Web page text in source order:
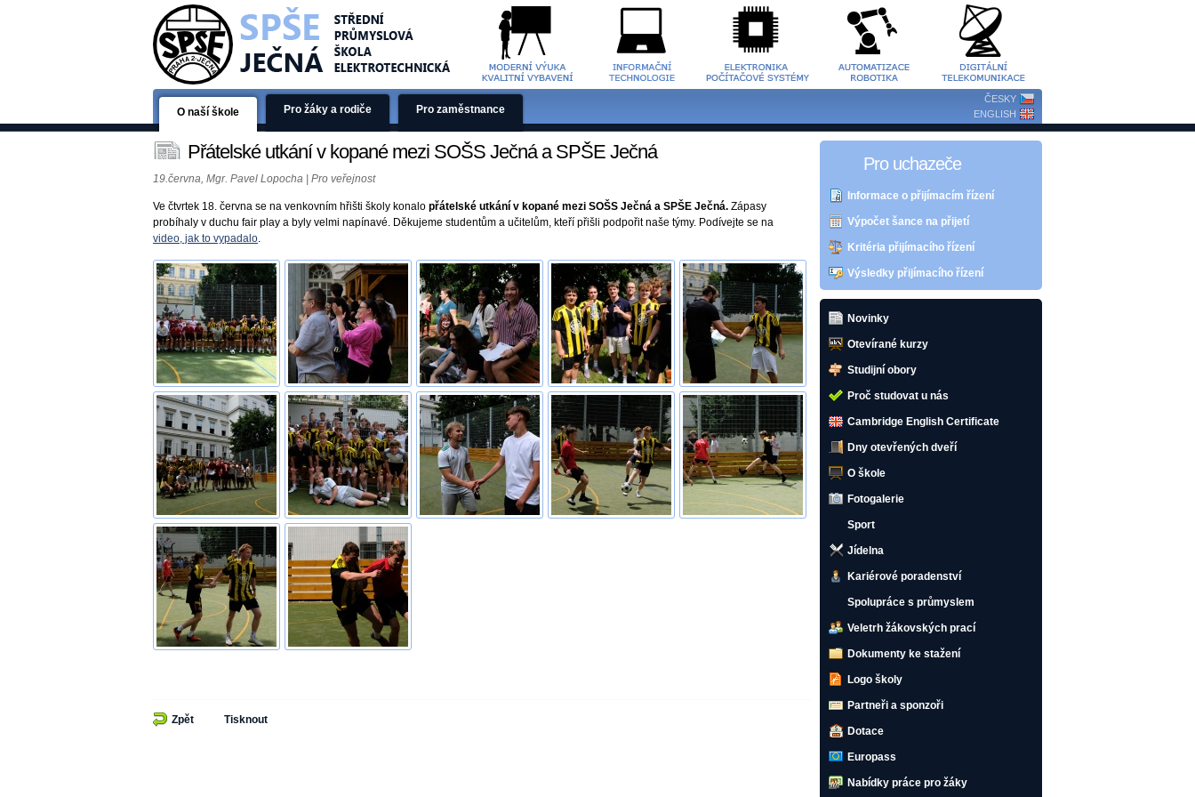
ČESKY
ENGLISH
O naší škole Pro žáky a rodiče Pro zaměstnance
Pro uchazeče
Informace o přijímacím řízení
Výpočet šance na přijetí
Kritéria přijímacího řízení
Výsledky přijímacího řízení
Novinky
Otevírané kurzy
Studijní obory
Proč studovat u nás
Cambridge English Certificate
Dny otevřených dveří
O škole
Fotogalerie
Sport
Jídelna
Kariérové poradenství
Spolupráce s průmyslem
Veletrh žákovských prací
Dokumenty ke stažení
Logo školy
Partneři a sponzoři
Dotace
Europass
Nabídky práce pro žáky
Přátelské utkání v kopané mezi SOŠS Ječná a SPŠE Ječná
19.června, Mgr. Pavel Lopocha | Pro veřejnost
Ve čtvrtek 18. června se na venkovním hřišti školy konalo přátelské utkání v kopané mezi SOŠS Ječná a SPŠE Ječná. Zápasy
probíhaly v duchu fair play a byly velmi napínavé. Děkujeme studentům a učitelům, kteří přišli podpořit naše týmy. Podívejte se na
video, jak to vypadalo.
Zpět Tisknout